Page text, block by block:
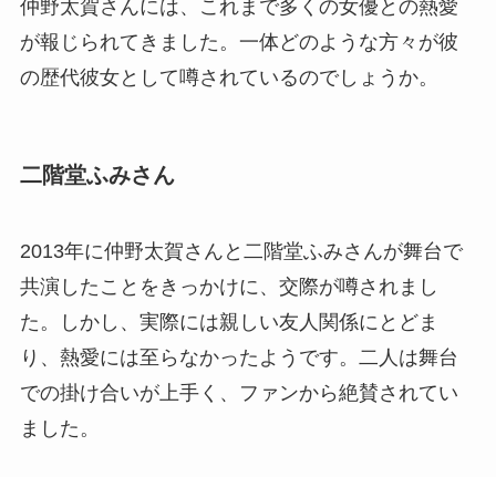
仲野太賀さんには、これまで多くの女優との熱愛
が報じられてきました。一体どのような方々が彼
の歴代彼女として噂されているのでしょうか。
二階堂ふみさん
2013年に仲野太賀さんと二階堂ふみさんが舞台で
共演したことをきっかけに、交際が噂されまし
た。しかし、実際には親しい友人関係にとどま
り、熱愛には至らなかったようです。二人は舞台
での掛け合いが上手く、ファンから絶賛されてい
ました。